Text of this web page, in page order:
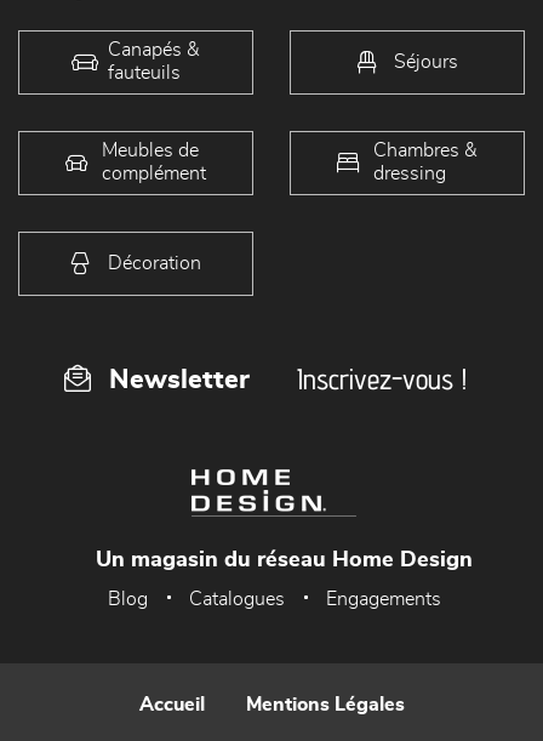
Canapés &
fauteuils
Séjours
Meubles de
complément
Chambres &
dressing
Décoration
Newsletter Inscrivez-vous !
Un magasin du réseau Home Design
Blog Catalogues Engagements
Accueil Mentions Légales